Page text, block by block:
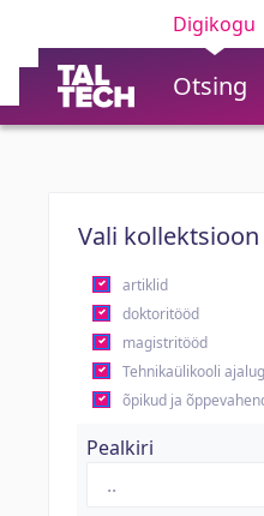
Digikogu
Otsing
Vali kollektsioon
artiklid
doktoritööd
magistritööd
Tehnikaülikooli
õpikud ja
Pealkiri